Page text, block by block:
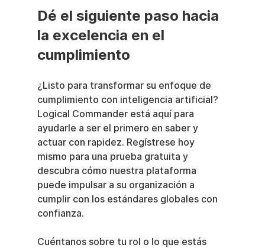
Dé el siguiente paso hacia
la excelencia en el
cumplimiento
¿Listo para transformar su enfoque de
cumplimiento con inteligencia artificial?
Logical Commander está aquí para
ayudarle a ser el primero en saber y
actuar con rapidez. Regístrese hoy
mismo para una prueba gratuita y
descubra cómo nuestra plataforma
puede impulsar a su organización a
cumplir con los estándares globales con
confianza.
Cuéntanos sobre tu rol o lo que estás